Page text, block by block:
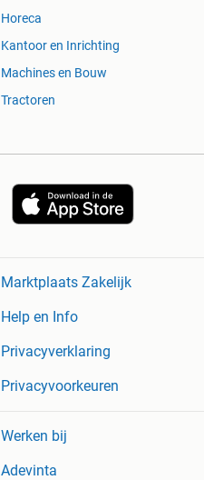
Horeca
Kantoor en Inrichting
Machines en Bouw
Tractoren
Marktplaats Zakelijk
Help en Info
Privacyverklaring
Privacyvoorkeuren
Werken bij
Adevinta